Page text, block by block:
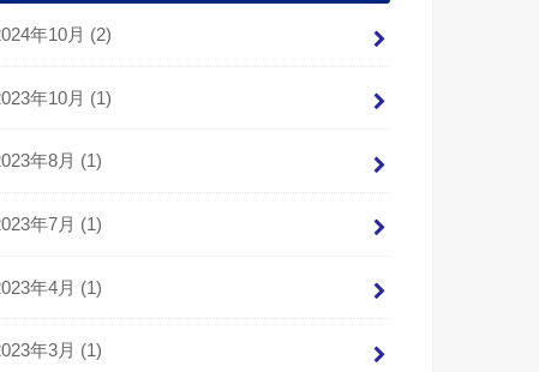
年10月 (2)
年10月 (1)
年8月 (1)
年7月 (1)
年4月 (1)
年3月 (1)